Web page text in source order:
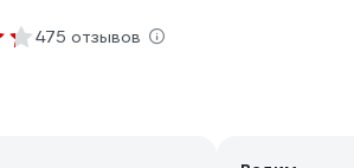
475 отзывов